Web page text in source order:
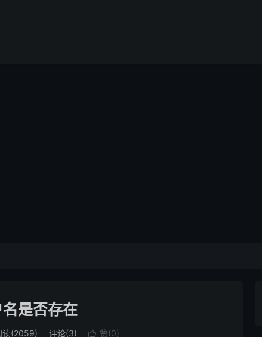
是否存在
读(2059) 评论(3)  赞(0)